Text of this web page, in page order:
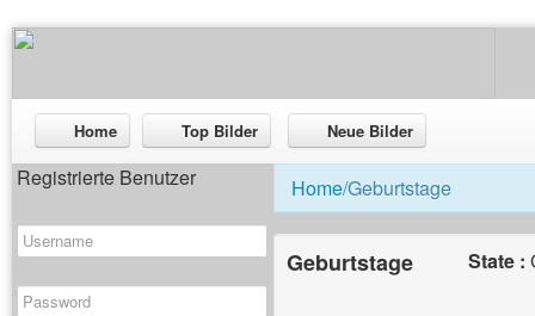
Home Top Bilder Neue Bilder
Registrierte Benutzer Home/Geburtstage
Geburtstage State :